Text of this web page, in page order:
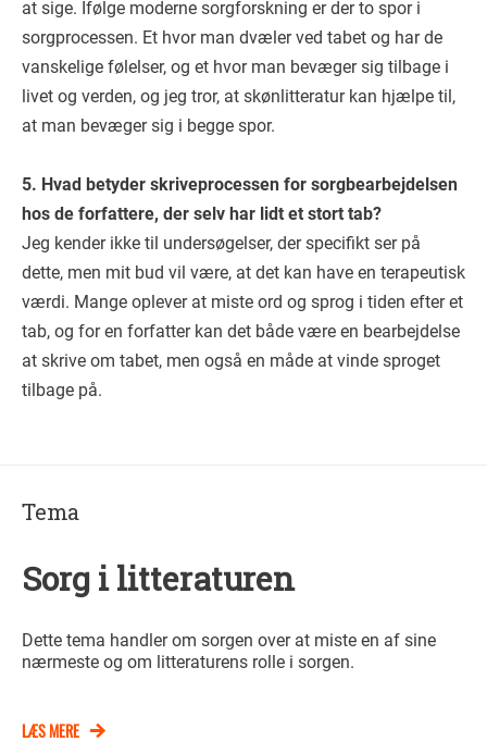
at sige. Ifølge moderne sorgforskning er der to spor i
sorgprocessen. Et hvor man dvæler ved tabet og har de
vanskelige følelser, og et hvor man bevæger sig tilbage i
livet og verden, og jeg tror, at skønlitteratur kan hjælpe til,
at man bevæger sig i begge spor.
5. Hvad betyder skriveprocessen for sorgbearbejdelsen
hos de forfattere, der selv har lidt et stort tab?
Jeg kender ikke til undersøgelser, der specifikt ser på
dette, men mit bud vil være, at det kan have en terapeutisk
værdi. Mange oplever at miste ord og sprog i tiden efter et
tab, og for en forfatter kan det både være en bearbejdelse
at skrive om tabet, men også en måde at vinde sproget
tilbage på.
Tema
Sorg i litteraturen
Dette tema handler om sorgen over at miste en af sine
nærmeste og om litteraturens rolle i sorgen.
LÆS MERE